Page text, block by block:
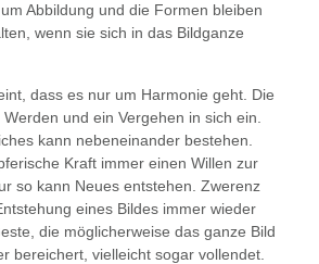
Abbildung und die Formen bleiben
wenn sie sich in das Bildganze
dass es nur um Harmonie geht. Die
und ein Vergehen in sich ein.
kann nebeneinander bestehen.
Kraft immer einen Willen zur
so kann Neues entstehen. Zwerenz
eines Bildes immer wieder
die möglicherweise das ganze Bild
bereichert, vielleicht sogar vollendet.